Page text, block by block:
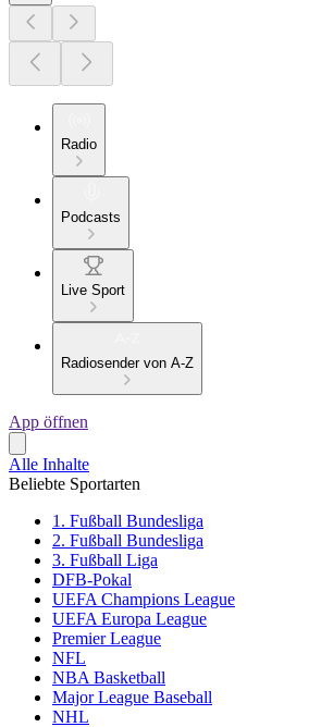
Radio
Podcasts
Live Sport
Radiosender von A-Z
App öffnen
Alle Inhalte
Beliebte Sportarten
1. Fußball Bundesliga
2. Fußball Bundesliga
3. Fußball Liga
DFB-Pokal
UEFA Champions League
UEFA Europa League
Premier League
NFL
NBA Basketball
Major League Baseball
NHL